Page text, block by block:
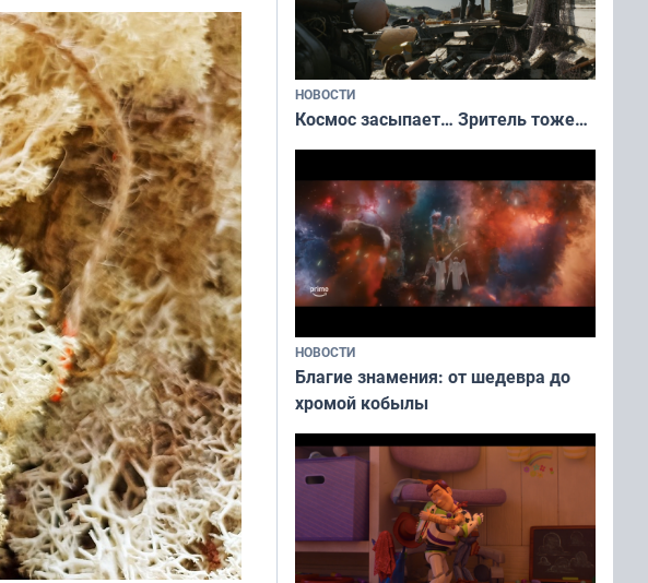
НОВОСТИ
Космос засыпает… Зритель тоже…
НОВОСТИ
Благие знамения: от шедевра до
хромой кобылы